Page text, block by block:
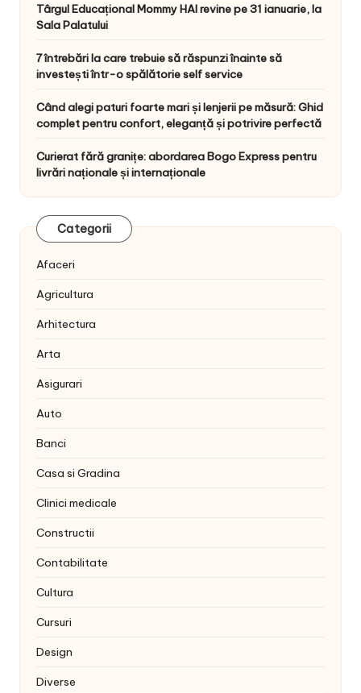
Târgul Educațional Mommy HAI revine pe 31 ianuarie, la
Sala Palatului
7 întrebări la care trebuie să răspunzi înainte să
investești într-o spălătorie self service
Când alegi paturi foarte mari și lenjerii pe măsură: Ghid
complet pentru confort, eleganță și potrivire perfectă
Curierat fără granițe: abordarea Bogo Express pentru
livrări naționale și internaționale
Categorii
Afaceri
Agricultura
Arhitectura
Arta
Asigurari
Auto
Banci
Casa si Gradina
Clinici medicale
Constructii
Contabilitate
Cultura
Cursuri
Design
Diverse